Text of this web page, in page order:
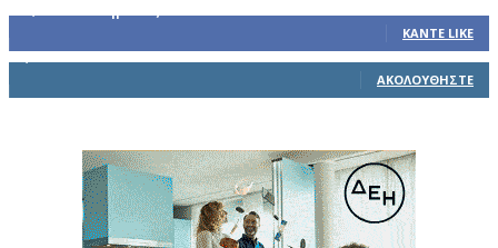
ΚΆΝΤΕ LIKE
ΑΚΟΛΟΥΘΉΣΤΕ